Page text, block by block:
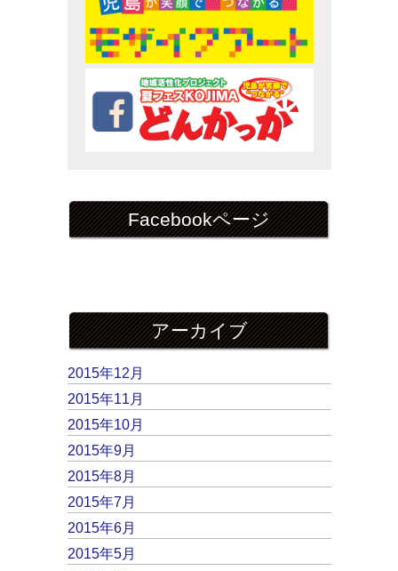
Facebookページ
アーカイブ
2015年12月
2015年11月
2015年10月
2015年9月
2015年8月
2015年7月
2015年6月
2015年5月